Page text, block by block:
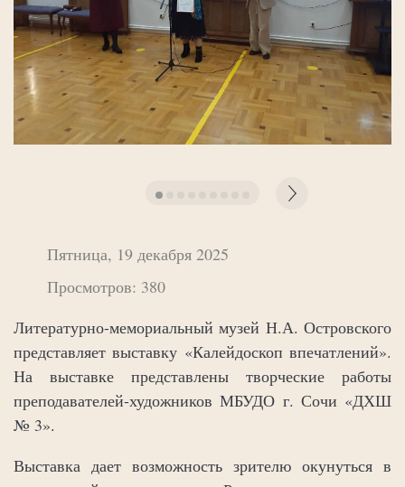
Пятница, 19 декабря 2025
Просмотров: 380
Литературно-мемориальный музей Н.А. Островского
представляет выставку «Калейдоскоп впечатлений».
На выставке представлены творческие работы
преподавателей-художников МБУДО г. Сочи «ДХШ
№ 3».
Выставка дает возможность зрителю окунуться в